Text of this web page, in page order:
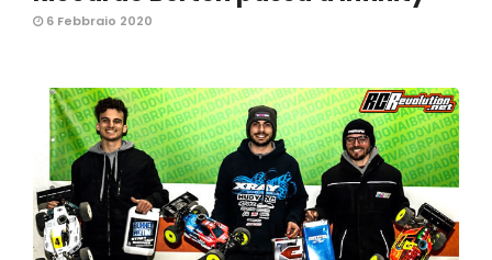
6 Febbraio 2020